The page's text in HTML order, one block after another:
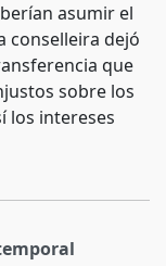
asumir el
conselleira dejó
que
sobre los
los intereses